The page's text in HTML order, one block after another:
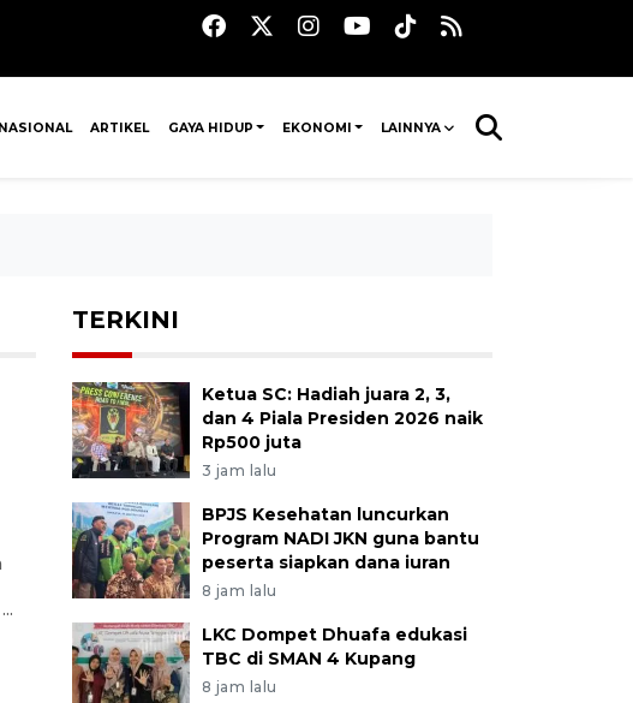
ARTIKEL GAYA HIDUP EKONOMI LAINNYA
TERKINI
Ketua SC: Hadiah juara 2, 3,
dan 4 Piala Presiden 2026 naik
Rp500 juta
3 jam lalu
BPJS Kesehatan luncurkan
Program NADI JKN guna bantu
peserta siapkan dana iuran
8 jam lalu
LKC Dompet Dhuafa edukasi
TBC di SMAN 4 Kupang
8 jam lalu